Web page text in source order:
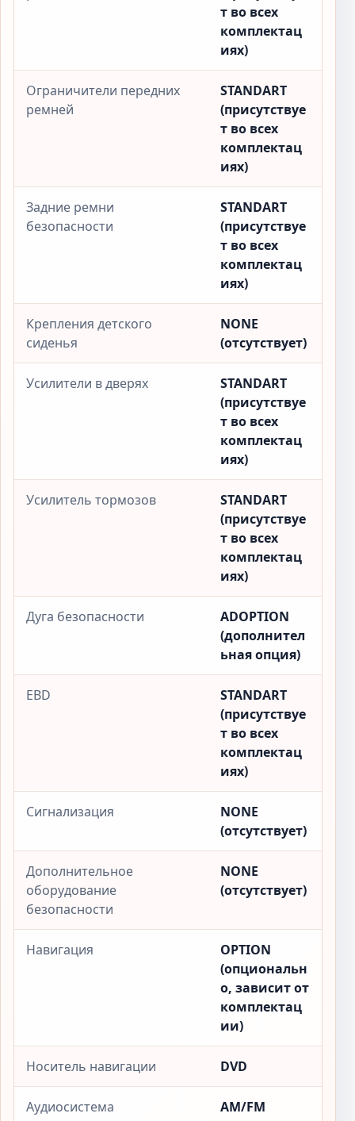
т во всех
комплектац
иях)
Ограничители передних
ремней
STANDART
(присутствуе
т во всех
комплектац
иях)
Задние ремни
безопасности
STANDART
(присутствуе
т во всех
комплектац
иях)
Крепления детского
сиденья
NONE
(отсутствует)
Усилители в дверях
STANDART
(присутствуе
т во всех
комплектац
иях)
Усилитель тормозов
STANDART
(присутствуе
т во всех
комплектац
иях)
Дуга безопасности
ADOPTION
(дополнител
ьная опция)
EBD
STANDART
(присутствуе
т во всех
комплектац
иях)
Сигнализация
NONE
(отсутствует)
Дополнительное
оборудование
безопасности
NONE
(отсутствует)
Навигация
OPTION
(опциональн
о, зависит от
комплектац
ии)
Носитель навигации DVD
Аудиосистема
AM/FM